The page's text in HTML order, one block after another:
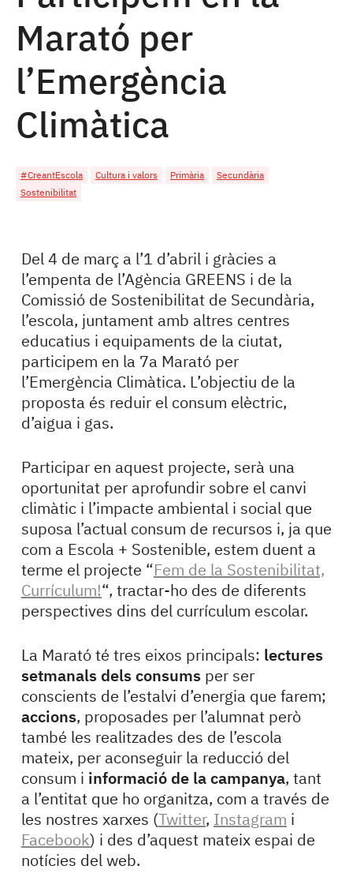
Marató per
l’Emergència
Climàtica
#CreantEscola Cultura i valors Primària
Secundària
Sostenibilitat
Del 4 de març a l’1 d’abril i gràcies a
l’empenta de l’Agència GREENS i de la
Comissió de Sostenibilitat de Secundària,
l’escola, juntament amb altres centres
educatius i equipaments de la ciutat,
participem en la 7a Marató per
l’Emergència Climàtica. L’objectiu de la
proposta és reduir el consum elèctric,
d’aigua i gas.
Participar en aquest projecte, serà una
oportunitat per aprofundir sobre el canvi
climàtic i l’impacte ambiental i social que
suposa l’actual consum de recursos i, ja que
com a Escola + Sostenible, estem duent a
terme el projecte “Fem de la Sostenibilitat,
Currículum!“, tractar-ho des de diferents
perspectives dins del currículum escolar.
La Marató té tres eixos principals: lectures
setmanals dels consumsper ser
conscients de l’estalvi d’energia que farem;
accions, proposades per l’alumnat però
també les realitzades des de l’escola
mateix, per aconseguir la reducció del
consum i informació de la campanya, tant
a l’entitat que ho organitza, com a través de
les nostres xarxes (Twitter, Instagram i
Facebook) i des d’aquest mateix espai de
notícies del web.